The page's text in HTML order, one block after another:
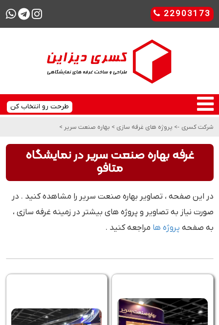
22903173
طرحت رو انتخاب کن
شرکت کسری -> پروژه های غرفه سازی > بهاره صنعت سریر >
غرفه بهاره صنعت سریر در نمایشگاه
متافو
در این صفحه ، تصاویر بهاره صنعت سریر را مشاهده کنید . در
صورت نیاز به تصاویر و پروژه های بیشتر در زمینه غرفه سازی ،
به صفحه پروژه ها مراجعه کنید .